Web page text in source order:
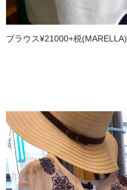
ブラウス¥21000+税(MARELLA)